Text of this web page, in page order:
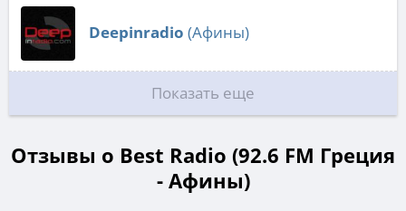
Deepinradio (Афины)
Показать еще
Отзывы о Best Radio (92.6 FM Греция
- Афины)